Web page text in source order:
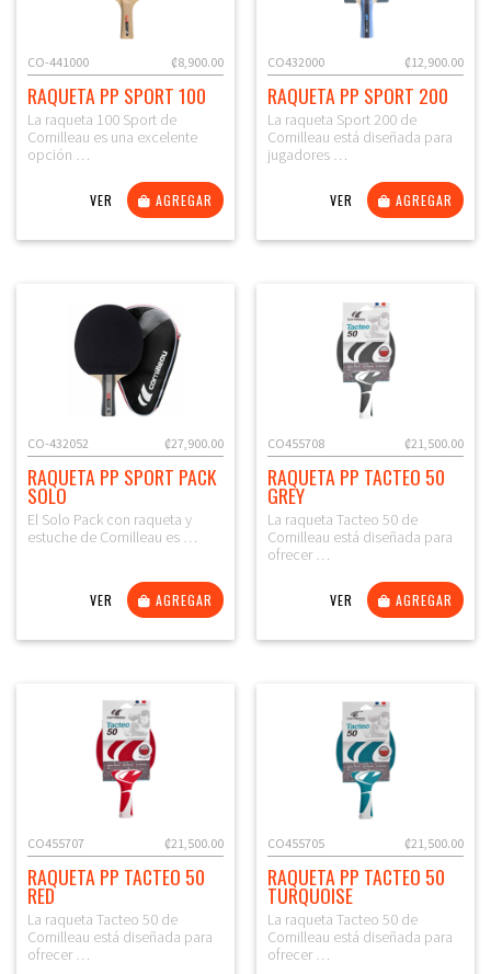
₡8,900.00
CO-441000
RAQUETA PP SPORT 100
La raqueta 100 Sport de
Cornilleau es una excelente
opción …
VER AGREGAR
₡12,900.00
CO432000
RAQUETA PP SPORT 200
La raqueta Sport 200 de
Cornilleau está diseñada para
jugadores …
VER AGREGAR
₡27,900.00
CO-432052
RAQUETA PP SPORT PACK
SOLO
El Solo Pack con raqueta y
estuche de Cornilleau es …
VER AGREGAR
₡21,500.00
CO455708
RAQUETA PP TACTEO 50
GREY
La raqueta Tacteo 50 de
Cornilleau está diseñada para
ofrecer …
VER AGREGAR
₡21,500.00
CO455707
RAQUETA PP TACTEO 50
RED
La raqueta Tacteo 50 de
Cornilleau está diseñada para
ofrecer …
₡21,500.00
CO455705
RAQUETA PP TACTEO 50
TURQUOISE
La raqueta Tacteo 50 de
Cornilleau está diseñada para
ofrecer …